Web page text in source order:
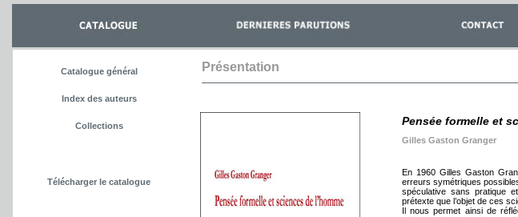
Catalogue général
Index des auteurs
Collections
Télécharger le catalogue
Présentation